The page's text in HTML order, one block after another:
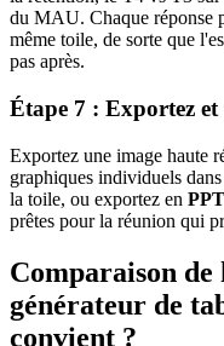
du MAU. Chaque réponse
même toile, de sorte que
pas après.
Étape 7 : Exportez et
Exportez une image haute
graphiques individuels
la toile, ou exportez en PPT
prêtes pour la réunion qui
Comparaison
générateur de
convient ?